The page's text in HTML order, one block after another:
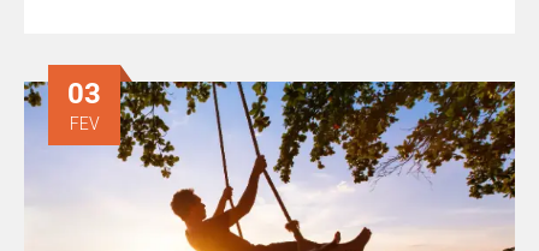
03
FEV